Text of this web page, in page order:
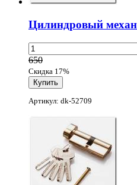
Цилиндровый
650
Скидка 17%
Артикул: dk-52709